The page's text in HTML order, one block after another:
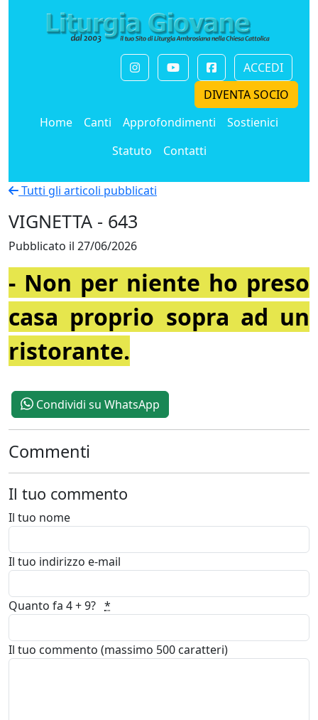
ACCEDI
DIVENTA SOCIO
Home
Canti Approfondimenti
Sostienici
Statuto
Contatti
Tutti gli articoli pubblicati
VIGNETTA - 643
Pubblicato il 27/06/2026
- Non per niente ho preso
casa proprio sopra ad un
ristorante.
Condividi su WhatsApp
Commenti
Il tuo commento
Il tuo nome
Il tuo indirizzo e-mail
Quanto fa 4 + 9? *
Il tuo commento (massimo 500 caratteri)